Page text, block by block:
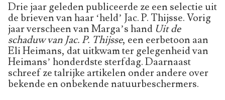
Drie jaar geleden publiceerde ze een selectie uit
de brieven van haar ‘held’ Jac. P. Thijsse. Vorig
jaar verscheen van Marga’s hand Uit de
schaduw van Jac. P. Thijsse, een eerbetoon aan
Eli Heimans, dat uitkwam ter gelegenheid van
Heimans’ honderdste sterfdag. Daarnaast
schreef ze talrijke artikelen onder andere over
bekende en onbekende natuurbeschermers.